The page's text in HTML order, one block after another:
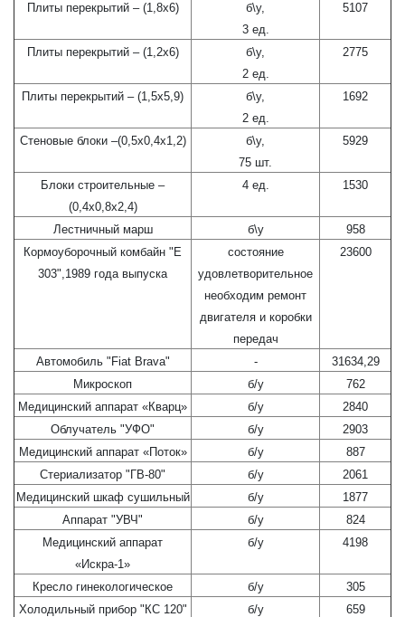
Плиты перекрытий – (1,8х6)
б\у,
3 ед.
5107
Плиты перекрытий – (1,2х6)
б\у,
2 ед.
2775
Плиты перекрытий – (1,5х5,9)
б\у,
2 ед.
1692
Стеновые блоки –(0,5х0,4х1,2)
б\у,
75 шт.
5929
Блоки строительные –
(0,4х0,8х2,4)
4 ед. 1530
Лестничный марш б\у
958
Кормоуборочный комбайн "Е
303",1989 года выпуска
состояние
удовлетворительное
необходим ремонт
двигателя и коробки
передач
23600
Автомобиль "Fiat Brava" -
31634,29
Микроскоп
б/у
762
Медицинский аппарат «Кварц»
б/у
2840
Облучатель "УФО"
б/у
2903
Медицинский аппарат «Поток»
б/у
887
Стериализатор "ГВ-80"
б/у
2061
Медицинский шкаф сушильный
б/у
1877
Аппарат "УВЧ"
б/у
824
Медицинский аппарат
«Искра-1»
б/у 4198
Кресло гинекологическое б/у
305
Холодильный прибор "КС 120"
б/у 659